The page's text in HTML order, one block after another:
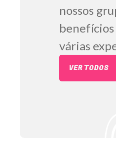
nossos
benefícios
várias
VER TODOS